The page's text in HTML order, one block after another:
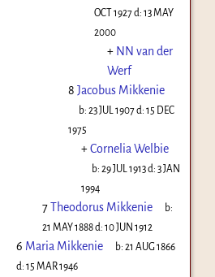
OCT 1927d: 13 MAY
2000
+ NN van der
Werf
8 Jacobus Mikkenie
b:23 JUL 1907d:15 DEC
1975
+Cornelia Welbie
b:29 JUL 1913d:3 JAN
1994
7Theodorus Mikkenie
b:
21 MAY 1888d: 10 JUN 1912
6 Maria Mikkenie b:21 AUG 1866
d: 15 MAR 1946